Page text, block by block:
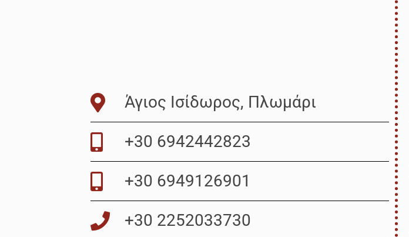
Άγιος Ισίδωρος, Πλωμάρι
+30 6942442823
+30 6949126901
+30 2252033730